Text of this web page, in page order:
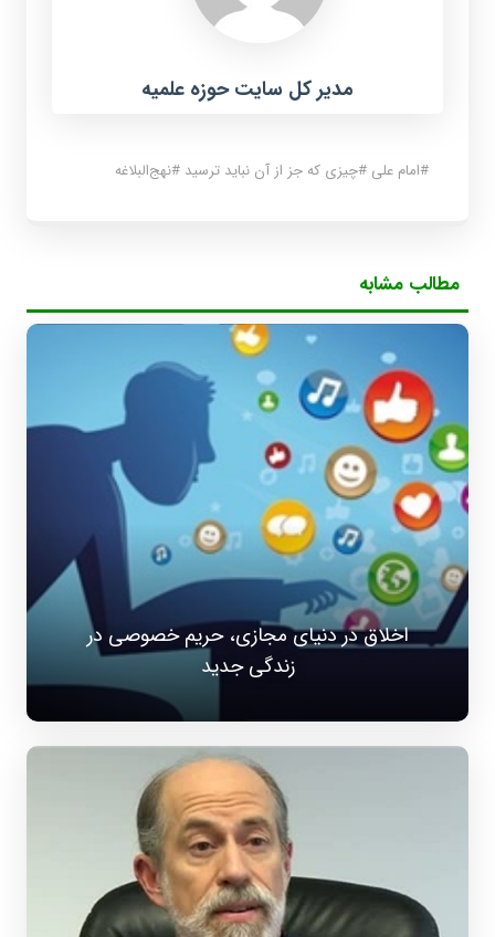
مدیر کل سایت حوزه علمیه
#امام علی #چیزی که جز از آن نباید ترسید #نهج‌البلاغه
مطالب مشابه
اخلاق در دنیای مجازی، حریم خصوصی در
زندگی جدید